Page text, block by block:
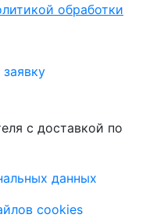
обработки
с доставкой по
данных
cookies